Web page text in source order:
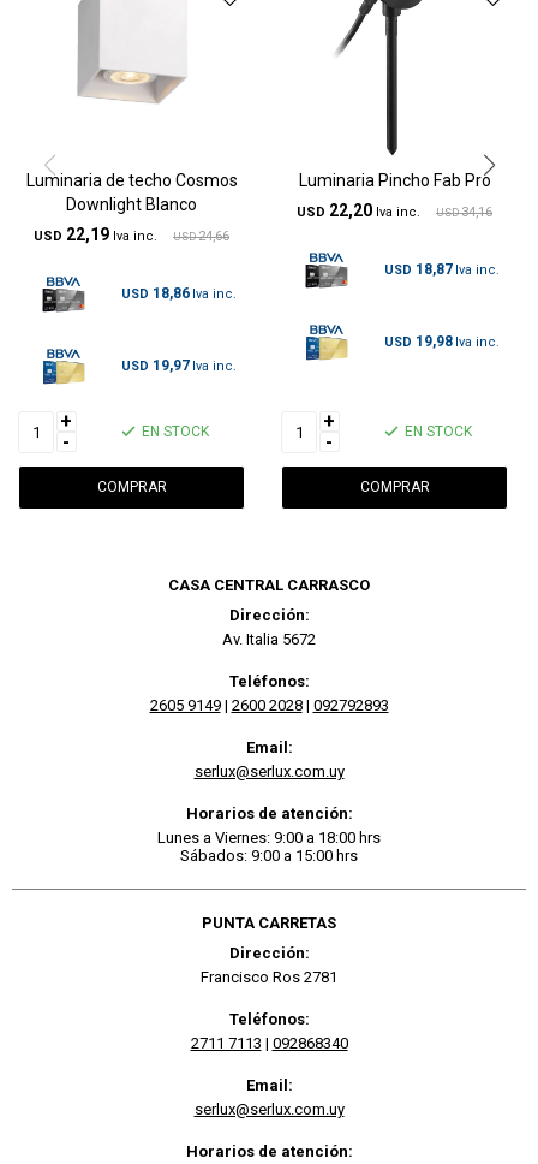
Luminaria de techo Cosmos
Downlight Blanco
USD 22,19 USD 24,66
USD 18,86
USD 19,97
+
-
EN STOCK
Luminaria Pincho Fab Pro
USD 22,20 USD 34,16
USD 18,87
USD 19,98
+
-
EN STOCK
CASA CENTRAL CARRASCO
Dirección:
Av. Italia 5672
Teléfonos:
2605 9149| 2600 2028| 092792893
Email:
serlux@serlux.com.uy
Horarios de atención:
Lunes a Viernes: 9:00 a 18:00 hrs
Sábados: 9:00 a 15:00 hrs
PUNTA CARRETAS
Dirección:
Francisco Ros 2781
Teléfonos:
2711 7113 | 092868340
Email:
serlux@serlux.com.uy
Horarios de atención: